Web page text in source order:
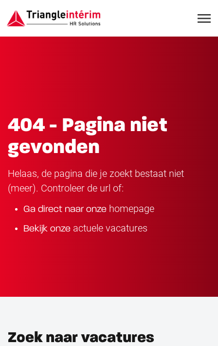
404 - Pagina niet
gevonden
Helaas, de pagina die je zoekt bestaat niet
(meer). Controleer de url of:
Ga direct naar onze homepage
Bekijk onze actuele vacatures
Zoek naar vacatures